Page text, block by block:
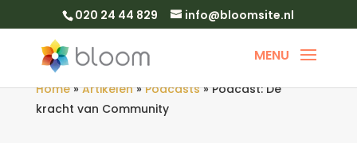
020 24 44 829 info@bloomsite.nl
Home»Artikelen»Podcasts»Podcast: De
kracht van Community